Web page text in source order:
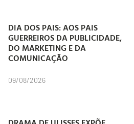
DIA DOS PAIS: AOS PAIS
GUERREIROS DA PUBLICIDADE,
DO MARKETING E DA
COMUNICAÇÃO
09/08/2026